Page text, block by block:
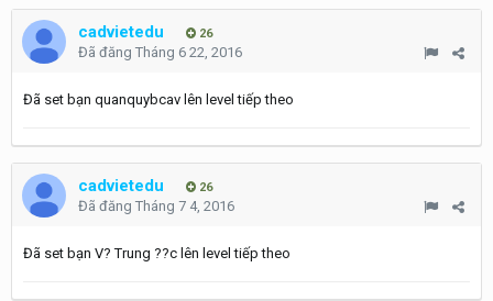
cadvietedu 26
Đã đăng Tháng 6 22, 2016
Đã set bạn quanquybcav lên level tiếp theo
cadvietedu 26
Đã đăng Tháng 7 4, 2016
Đã set bạn V? Trung ??c lên level tiếp theo